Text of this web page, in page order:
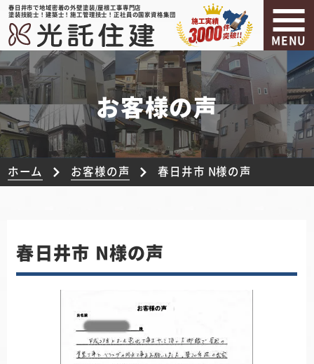
春日井市で地域密着の外壁塗装/屋根工事専門店
塗装技能士！建築士！施工管理技士！正社員の国家資格集団
MENU
お客様の声
ホーム お客様の声 春日井市 N様の声
春日井市 N様の声